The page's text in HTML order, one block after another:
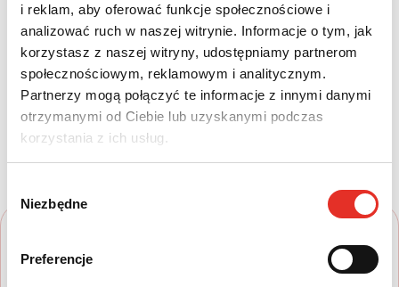
i reklam, aby oferować funkcje społecznościowe i
analizować ruch w naszej witrynie. Informacje o tym, jak
korzystasz z naszej witryny, udostępniamy partnerom
społecznościowym, reklamowym i analitycznym.
Partnerzy mogą połączyć te informacje z innymi danymi
otrzymanymi od Ciebie lub uzyskanymi podczas
korzystania z ich usług.
zgody
Niezbędne
Preferencje
2 398 zł
2 950 zł brutto / msc.
188 900 zł
Twój nowy samochód w kilku
prostych krokach